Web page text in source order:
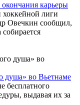
карьеры
лиги
Овечкин сообщил,
душа» во Вьетнаме
бесплатного
выдавая их за